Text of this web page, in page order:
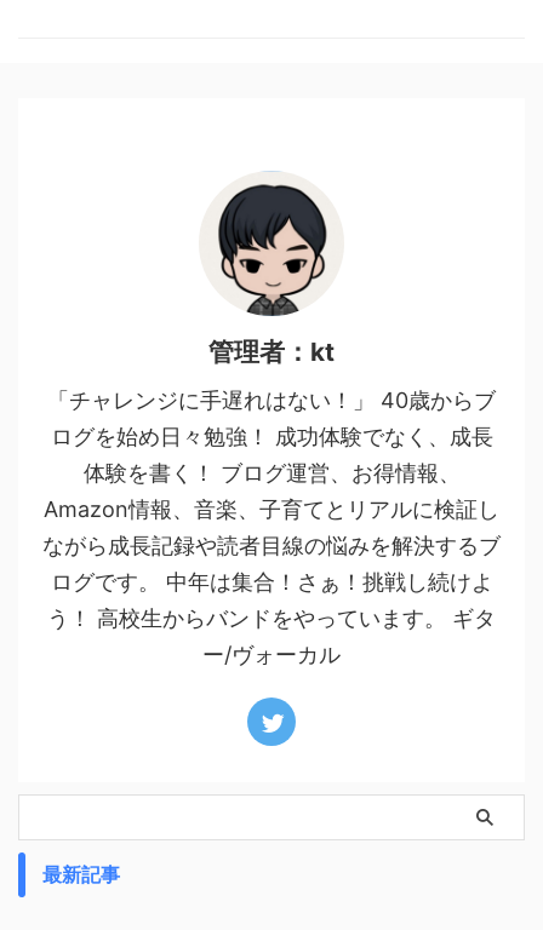
管理者：kt
「チャレンジに手遅れはない！」 40歳からブ
ログを始め日々勉強！ 成功体験でなく、成長
体験を書く！ ブログ運営、お得情報、
Amazon情報、音楽、子育てとリアルに検証し
ながら成長記録や読者目線の悩みを解決するブ
ログです。 中年は集合！さぁ！挑戦し続けよ
う！ 高校生からバンドをやっています。 ギタ
ー/ヴォーカル
最新記事